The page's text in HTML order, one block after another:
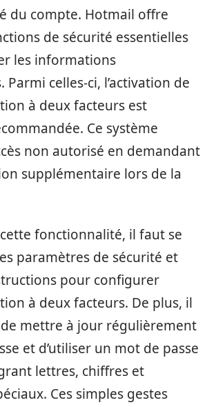
du compte. Hotmail offre
de sécurité essentielles
les informations
Parmi celles-ci, l’activation de
à deux facteurs est
Ce système
non autorisé en demandant
supplémentaire lors de la
fonctionnalité, il faut se
paramètres de sécurité et
pour configurer
à deux facteurs. De plus, il
mettre à jour régulièrement
et d’utiliser un mot de passe
lettres, chiffres et
Ces simples gestes